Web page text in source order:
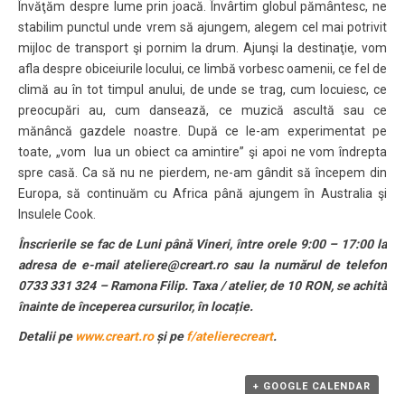
Învăţăm despre lume prin joacă. Învârtim globul pământesc, ne
stabilim punctul unde vrem să ajungem, alegem cel mai potrivit
mijloc de transport şi pornim la drum. Ajunşi la destinaţie, vom
afla despre obiceiurile locului, ce limbă vorbesc oamenii, ce fel de
climă au în tot timpul anului, de unde se trag, cum locuiesc, ce
preocupări au, cum dansează, ce muzică ascultă sau ce
mănâncă gazdele noastre. După ce le-am experimentat pe
toate, „vom lua un obiect ca amintire” şi apoi ne vom îndrepta
spre casă. Ca să nu ne pierdem, ne-am gândit să începem din
Europa, să continuăm cu Africa până ajungem în Australia şi
Insulele Cook.
Înscrierile se fac de Luni până Vineri, între orele 9:00 – 17:00 la
adresa de e-mail ateliere@creart.ro sau la numărul de telefon
0733 331 324 – Ramona Filip. Taxa / atelier, de 10 RON, se achită
înainte de începerea cursurilor, în locație.
Detalii pe www.creart.roși pef/atelierecreart.
+ GOOGLE CALENDAR